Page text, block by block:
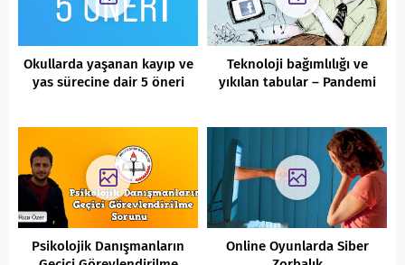
Okullarda yaşanan kayıp ve
yas sürecine dair 5 öneri
Teknoloji bağımlılığı ve
yıkılan tabular – Pandemi
Psikolojik Danışmanların
Online Oyunlarda Siber